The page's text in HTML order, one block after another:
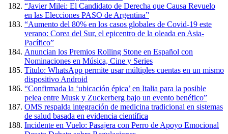
“Javier Milei: El Candidato de Derecha que Causa Revuelo
en las Elecciones PASO de Argentina”
“Aumento del 80% en los casos globales de Covid-19 este
verano: Corea del Sur, el epicentro de la oleada en Asia-
Pacífico”
Anuncian los Premios Rolling Stone en Español con
Nominaciones en Música, Cine y Series
Título: WhatsApp permite usar múltiples cuentas en un mismo
dispositivo Android
“Confirmada la ‘ubicación épica’ en Italia para la posible
pelea entre Musk y Zuckerberg bajo un evento benéfico”
OMS respalda integración de medicina tradicional en sistemas
de salud basada en evidencia científica
Incidente en Vuelo: Pasajera con Perro de Apoyo Emocional